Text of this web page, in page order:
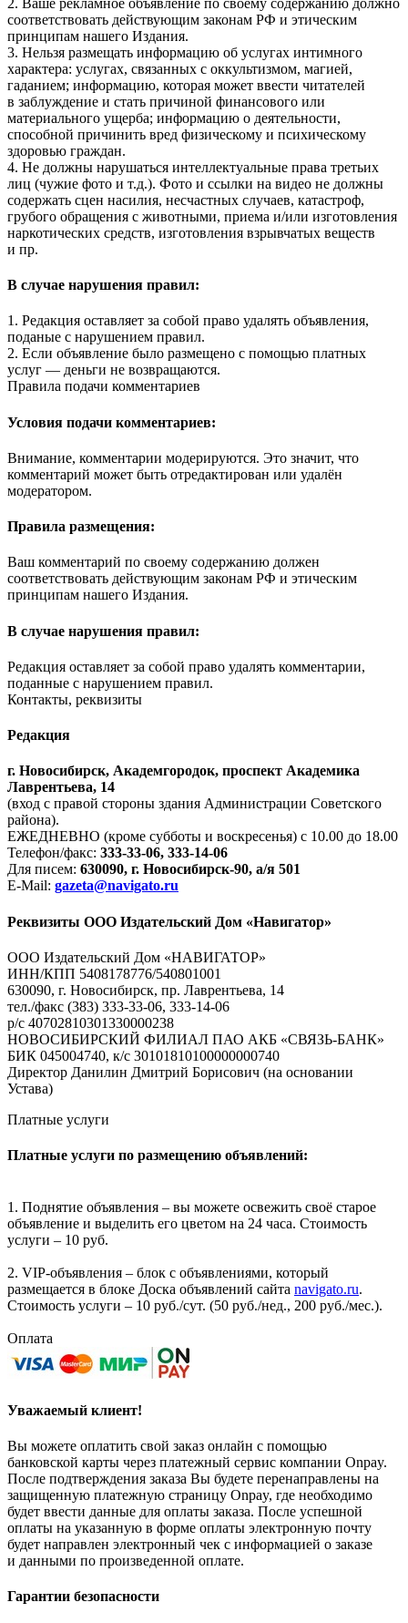
соответствовать действующим законам РФ и этическим
принципам нашего Издания.
3. Нельзя размещать информацию об услугах интимного
характера: услугах, связанных с оккультизмом, магией,
гаданием; информацию, которая может ввести читателей
в заблуждение и стать причиной финансового или
материального ущерба; информацию о деятельности,
способной причинить вред физическому и психическому
здоровью граждан.
4. Не должны нарушаться интеллектуальные права третьих
лиц (чужие фото и т.д.). Фото и ссылки на видео не должны
содержать сцен насилия, несчастных случаев, катастроф,
грубого обращения с животными, приема и/или изготовления
наркотических средств, изготовления взрывчатых веществ
и пр.
В случае нарушения правил:
1. Редакция оставляет за собой право удалять объявления,
поданые с нарушением правил.
2. Если объявление было размещено с помощью платных
услуг — деньги не возвращаются.
Правила подачи комментариев
Условия подачи комментариев:
Внимание, комментарии модерируются. Это значит, что
комментарий может быть отредактирован или удалён
модератором.
Правила размещения:
Ваш комментарий по своему содержанию должен
соответствовать действующим законам РФ и этическим
принципам нашего Издания.
В случае нарушения правил:
Редакция оставляет за собой право удалять комментарии,
поданные с нарушением правил.
Контакты, реквизиты
Редакция
г. Новосибирск, Академгородок, проспект Академика
Лаврентьева, 14
(вход с правой стороны здания Администрации Советского
района).
ЕЖЕДНЕВНО (кроме субботы и воскресенья) с 10.00 до 18.00
Телефон/факс: 333-33-06, 333-14-06
Для писем: 630090, г. Новосибирск-90, а/я 501
E-Mail: gazeta@navigato.ru
Реквизиты ООО Издательский Дом «Навигатор»
ООО Издательский Дом «НАВИГАТОР»
ИНН/КПП 5408178776/540801001
630090, г. Новосибирск, пр. Лаврентьева, 14
тел./факс (383) 333-33-06, 333-14-06
р/с 40702810301330000238
НОВОСИБИРСКИЙ ФИЛИАЛ ПАО АКБ «СВЯЗЬ-БАНК»
БИК 045004740, к/с 30101810100000000740
Директор Данилин Дмитрий Борисович (на основании
Устава)
Платные услуги
Платные услуги по размещению объявлений:
1. Поднятие объявления – вы можете освежить своё старое
объявление и выделить его цветом на 24 часа. Стоимость
услуги – 10 руб.
2. VIP-объявления – блок с объявлениями, который
размещается в блоке Доска объявлений сайта navigato.ru.
Стоимость услуги – 10 руб./сут. (50 руб./нед., 200 руб./мес.).
Оплата
Уважаемый клиент!
Вы можете оплатить свой заказ онлайн с помощью
банковской карты через платежный сервис компании Onpay.
После подтверждения заказа Вы будете перенаправлены на
защищенную платежную страницу Onpay, где необходимо
будет ввести данные для оплаты заказа. После успешной
оплаты на указанную в форме оплаты электронную почту
будет направлен электронный чек с информацией о заказе
и данными по произведенной оплате.
Гарантии безопасности